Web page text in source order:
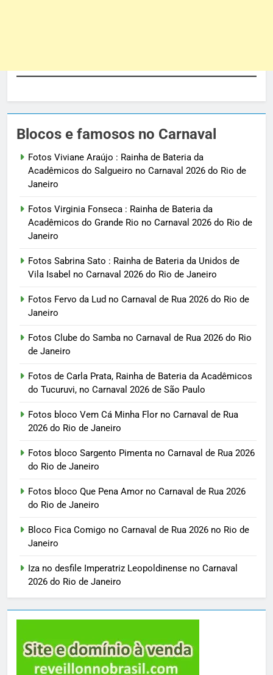
Blocos e famosos no Carnaval
Fotos Viviane Araújo : Rainha de Bateria da
Acadêmicos do Salgueiro no Carnaval 2026 do Rio de
Janeiro
Fotos Virginia Fonseca : Rainha de Bateria da
Acadêmicos do Grande Rio no Carnaval 2026 do Rio de
Janeiro
Fotos Sabrina Sato : Rainha de Bateria da Unidos de
Vila Isabel no Carnaval 2026 do Rio de Janeiro
Fotos Fervo da Lud no Carnaval de Rua 2026 do Rio de
Janeiro
Fotos Clube do Samba no Carnaval de Rua 2026 do Rio
de Janeiro
Fotos de Carla Prata, Rainha de Bateria da Acadêmicos
do Tucuruvi, no Carnaval 2026 de São Paulo
Fotos bloco Vem Cá Minha Flor no Carnaval de Rua
2026 do Rio de Janeiro
Fotos bloco Sargento Pimenta no Carnaval de Rua 2026
do Rio de Janeiro
Fotos bloco Que Pena Amor no Carnaval de Rua 2026
do Rio de Janeiro
Bloco Fica Comigo no Carnaval de Rua 2026 no Rio de
Janeiro
Iza no desfile Imperatriz Leopoldinense no Carnaval
2026 do Rio de Janeiro